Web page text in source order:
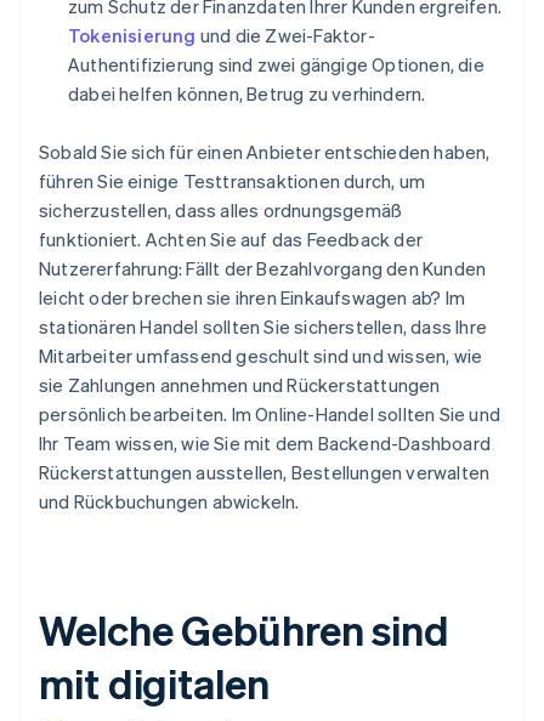
zum Schutz der Finanzdaten Ihrer Kunden ergreifen.
Tokenisierung und die Zwei-Faktor-
Authentifizierung sind zwei gängige Optionen, die
dabei helfen können, Betrug zu verhindern.
Sobald Sie sich für einen Anbieter entschieden haben,
führen Sie einige Testtransaktionen durch, um
sicherzustellen, dass alles ordnungsgemäß
funktioniert. Achten Sie auf das Feedback der
Nutzererfahrung: Fällt der Bezahlvorgang den Kunden
leicht oder brechen sie ihren Einkaufswagen ab? Im
stationären Handel sollten Sie sicherstellen, dass Ihre
Mitarbeiter umfassend geschult sind und wissen, wie
sie Zahlungen annehmen und Rückerstattungen
persönlich bearbeiten. Im Online-Handel sollten Sie und
Ihr Team wissen, wie Sie mit dem Backend-Dashboard
Rückerstattungen ausstellen, Bestellungen verwalten
und Rückbuchungen abwickeln.
Welche Gebühren sind
mit digitalen